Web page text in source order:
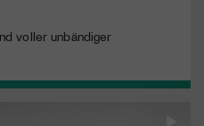
voller unbändiger